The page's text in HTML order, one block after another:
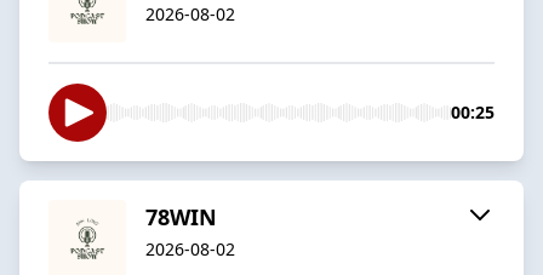
2026-08-02
00:25
78WIN
2026-08-02